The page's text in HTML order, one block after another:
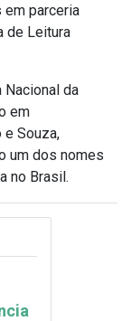
em parceria
de Leitura
da
em
e Souza,
um dos nomes
no Brasil.